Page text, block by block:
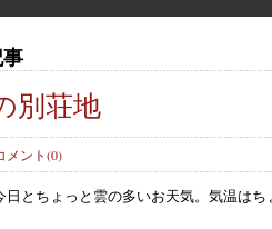
別荘地
メント(0)
とちょっと雲の多いお天気。気温は